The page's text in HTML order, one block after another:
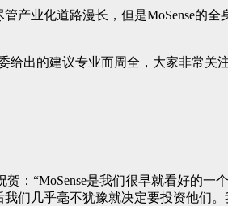
产业化道路漫长，但是MoSense的
给出的建议专业而周全，大家非常
贺：“MoSense是我们很早就看好
们几乎毫不犹豫就决定要投资他们